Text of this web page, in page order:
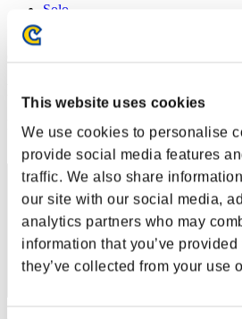
This website uses cookies
We use cookies to personalise
provide social media features
traffic. We also share
our site with our social media,
analytics partners who may
information that you’ve
they’ve collected from your use
Solo
Posición
101